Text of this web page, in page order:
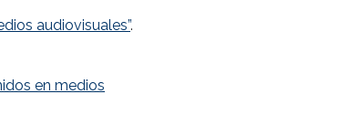
audiovisuales”.
en medios